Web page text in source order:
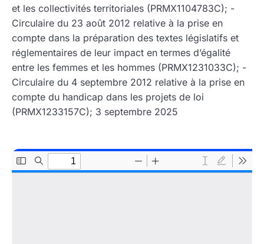
et les collectivités territoriales (PRMX1104783C); -
Circulaire du 23 août 2012 relative à la prise en
compte dans la préparation des textes législatifs et
réglementaires de leur impact en termes d’égalité
entre les femmes et les hommes (PRMX1231033C); -
Circulaire du 4 septembre 2012 relative à la prise en
compte du handicap dans les projets de loi
(PRMX1233157C); 3 septembre 2025